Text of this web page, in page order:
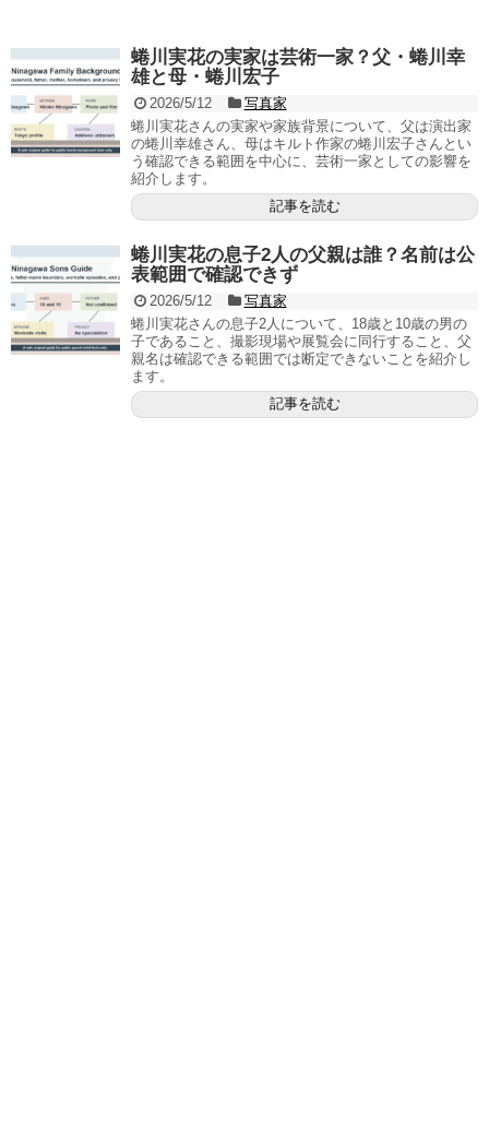
蜷川実花の実家は芸術一家？父・蜷川幸
雄と母・蜷川宏子
2026/5/12
写真家
蜷川実花さんの実家や家族背景について、父は演出家
の蜷川幸雄さん、母はキルト作家の蜷川宏子さんとい
う確認できる範囲を中心に、芸術一家としての影響を
紹介します。
記事を読む
蜷川実花の息子2人の父親は誰？名前は公
表範囲で確認できず
2026/5/12
写真家
蜷川実花さんの息子2人について、18歳と10歳の男の
子であること、撮影現場や展覧会に同行すること、父
親名は確認できる範囲では断定できないことを紹介し
ます。
記事を読む